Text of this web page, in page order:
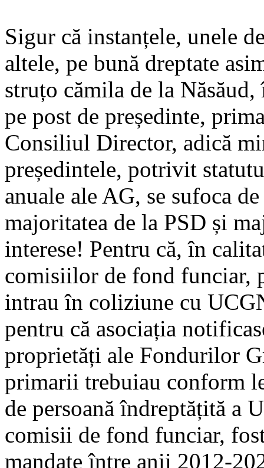
Sigur că instanțele, unele
altele, pe bună dreptate
struțo cămila de la
pe post de președinte,
Consiliul Director, adică
președintele, potrivit
anuale ale AG, se sufoca
majoritatea de la PSD și
interese! Pentru că, în
comisiilor de fond funciar,
intrau în coliziune cu
pentru că asociația
proprietăți ale Fondurilor
primarii trebuiau conform
de persoană îndreptățită a
comisii de fond funciar,
mandate între anii 2012-